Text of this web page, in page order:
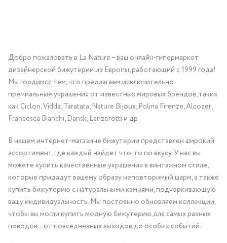
Добро пожаловать в La Nature – ваш онлайн-гипермаркет
дизайнерской бижутерии из Европы, работающий с 1999 года!
Мы гордимся тем, что предлагаем исключительно
премиальные украшения от известных мировых брендов, таких
как Ciclon, Vidda, Taratata, Nature Bijoux, Polina Firenze, Alcozer,
Francesca Bianchi, Dansk, Lanzerotti и др.
В нашем интернет-магазине бижутерии представлен широкий
ассортимент, где каждый найдет что-то по вкусу. У нас вы
можете купить качественные украшения в винтажном стиле,
которые придадут вашему образу неповторимый шарм, а также
купить бижутерию с натуральными камнями, подчеркивающую
вашу индивидуальность. Мы постоянно обновляем коллекции,
чтобы вы могли купить модную бижутерию для самых разных
поводов – от повседневных выходов до особых событий.